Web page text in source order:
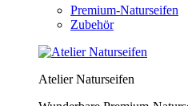
Premium-Naturseifen
Zubehör
Atelier Naturseifen